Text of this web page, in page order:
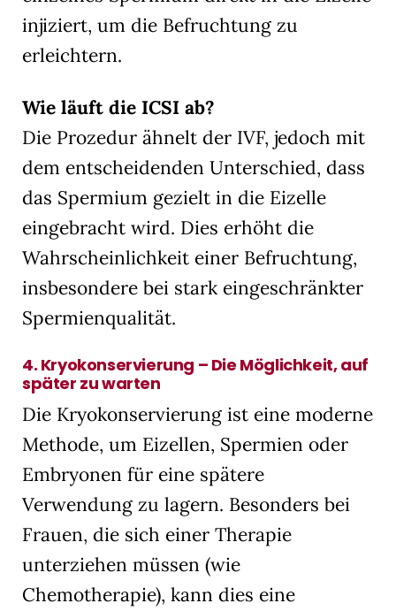
injiziert, um die Befruchtung zu
erleichtern.
Wie läuft die ICSI ab?
Die Prozedur ähnelt der IVF, jedoch mit
dem entscheidenden Unterschied, dass
das Spermium gezielt in die Eizelle
eingebracht wird. Dies erhöht die
Wahrscheinlichkeit einer Befruchtung,
insbesondere bei stark eingeschränkter
Spermienqualität.
4. Kryokonservierung – Die Möglichkeit, auf
später zu warten
Die Kryokonservierung ist eine moderne
Methode, um Eizellen, Spermien oder
Embryonen für eine spätere
Verwendung zu lagern. Besonders bei
Frauen, die sich einer Therapie
unterziehen müssen (wie
Chemotherapie), kann dies eine